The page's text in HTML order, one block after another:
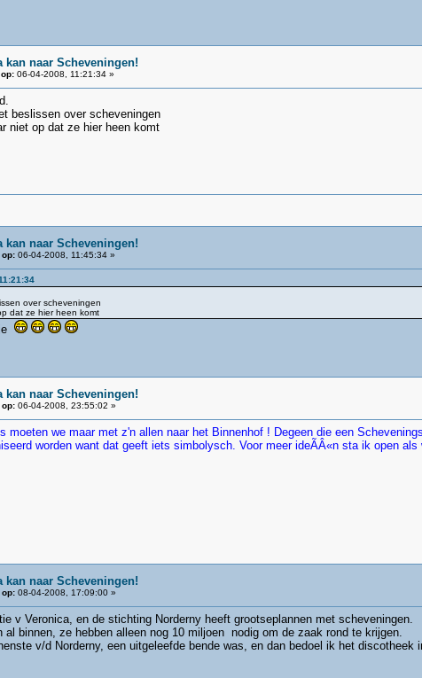
kan naar Scheveningen!
06-04-2008, 11:21:34 »
beslissen over scheveningen
niet op dat ze hier heen komt
kan naar Scheveningen!
06-04-2008, 11:45:34 »
over scheveningen
dat ze hier heen komt
kan naar Scheveningen!
06-04-2008, 23:55:02 »
moeten we maar met z'n allen naar het Binnenhof ! Degeen die een
worden want dat geeft iets simbolysch. Voor meer ideÃÂ«n sta ik open
kan naar Scheveningen!
08-04-2008, 17:09:00 »
v Veronica, en de stichting Norderny heeft grootseplannen met scheveningen.
binnen, ze hebben alleen nog 10 miljoen nodig om de zaak rond te krijgen.
v/d Norderny, een uitgeleefde bende was, en dan bedoel ik het discotheek